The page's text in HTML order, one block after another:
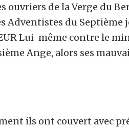
ouvriers de la Verge du
du Septième
Lui-même contre le
Ange, alors ses
ils ont couvert avec